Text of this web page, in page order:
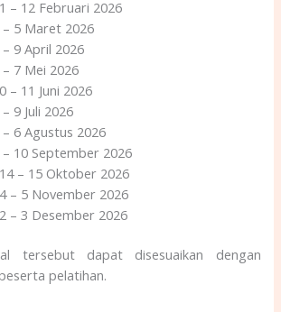
– 12 Februari 2026
5 Maret 2026
9 April 2026
7 Mei 2026
– 11 Juni 2026
9 Juli 2026
6 Agustus 2026
10 September 2026
– 15 Oktober 2026
– 5 November 2026
– 3 Desember 2026
tersebut dapat disesuaikan dengan
pelatihan.